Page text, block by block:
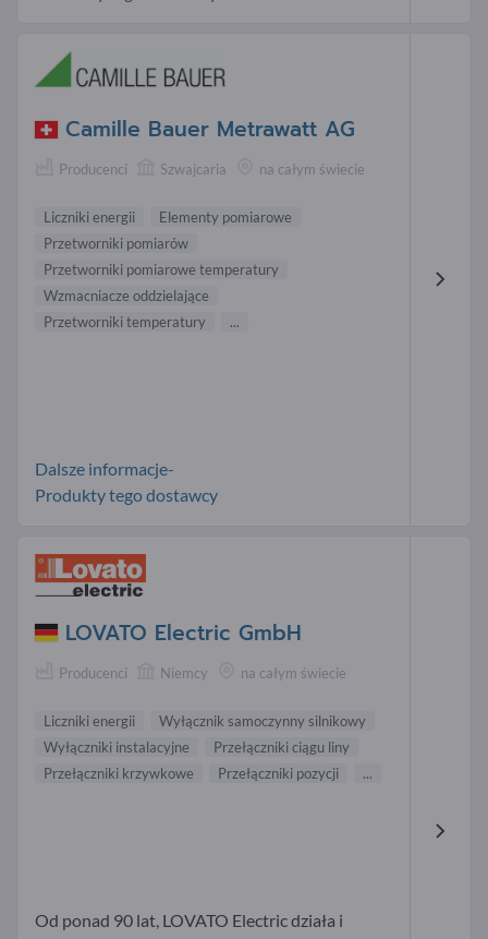
Camille Bauer Metrawatt AG
Producenci Szwajcaria na całym świecie
Liczniki energii
Elementy pomiarowe
Przetworniki pomiarów
Przetworniki pomiarowe temperatury
Wzmacniacze oddzielające
Przetworniki temperatury
...
Dalsze informacje-
Produkty tego dostawcy
LOVATO Electric GmbH
Producenci Niemcy na całym świecie
Liczniki energii
Wyłącznik samoczynny silnikowy
Wyłączniki instalacyjne
Przełączniki ciągu liny
Przełączniki krzywkowe
Przełączniki pozycji ...
Od ponad 90 lat, LOVATO Electric działa i